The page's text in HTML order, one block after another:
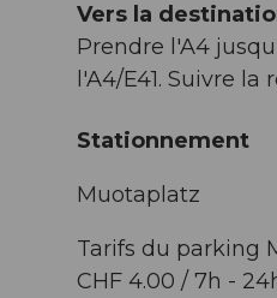
Vers la
Prendre l'A4
l'A4/E41. Suivre
Stationnement
Muotaplatz
Tarifs du parking
CHF 4.00 / 7h -